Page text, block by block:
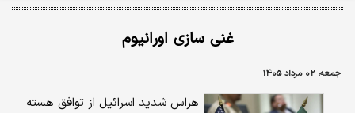
غنی سازی اورانیوم
جمعه، ۰۲ مرداد ۱۴۰۵
هراس شدید اسرائیل از توافق هسته